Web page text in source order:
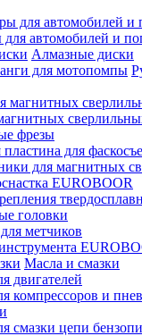
автомобилей и
Алмазные диски
фрезы
для
для магнитных
EUROBOOR
головки
метчиков
Масла и смазки
двигателей
компрессоров и
смазки цепи